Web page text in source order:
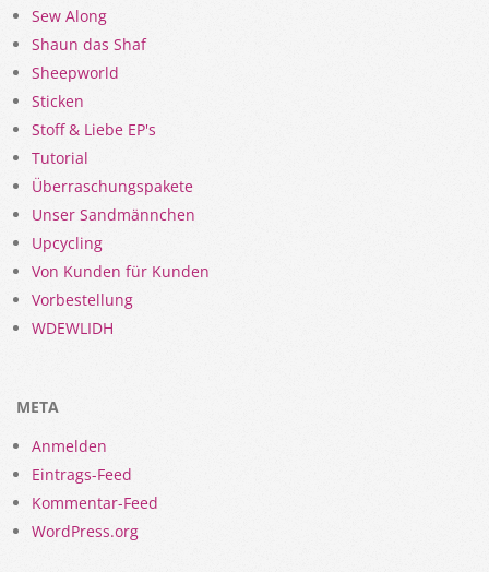
Sew Along
Shaun das Shaf
Sheepworld
Sticken
Stoff & Liebe EP's
Tutorial
Überraschungspakete
Unser Sandmännchen
Upcycling
Von Kunden für Kunden
Vorbestellung
WDEWLIDH
META
Anmelden
Eintrags-Feed
Kommentar-Feed
WordPress.org